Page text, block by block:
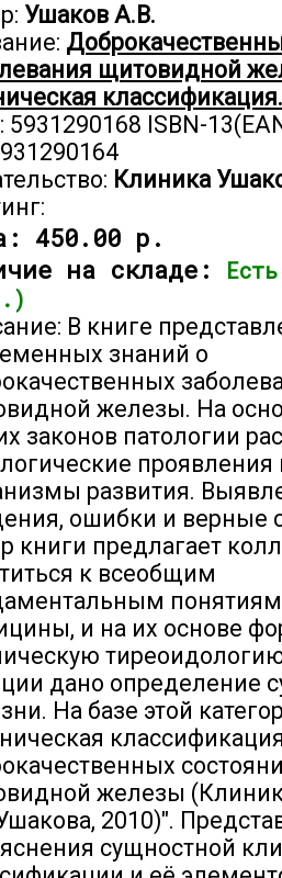
Ушаков А.В.
щитовидной
классификация.
5931290168 ISBN-
Клиника
450.00 р.
на складе:
В книге
знаний о
железы. На
законов патологии
проявления
развития.
ошибки и верные
книги предлагает
к всеобщим
понятиям
и на их основе
дано определение
На базе этой
железы
2010)".
сущностной